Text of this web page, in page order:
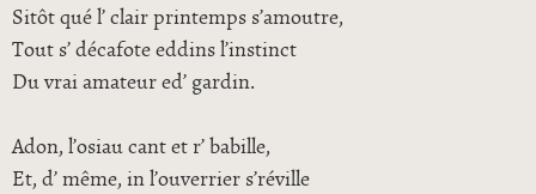
Sitôt qué l’ clair printemps s’amoutre,
Tout s’ décafote eddins l’instinct
Du vrai amateur ed’ gardin.
Adon, l’osiau cant et r’ babille,
Et, d’ même, in l’ouverrier s’réville